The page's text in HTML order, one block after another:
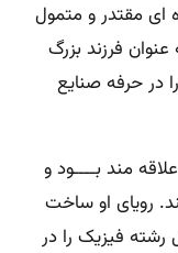
ای مقتدر و متمول
فرزند بزرگ
را در حرفه صنایع
مند بــــود و
رویای او ساخت
رشته فیزیک را در